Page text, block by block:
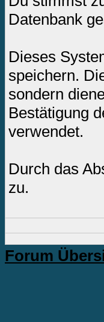
Datenbank
Dieses
speichern.
sondern
Bestätigung
verwendet.
Durch das
zu.
Forum